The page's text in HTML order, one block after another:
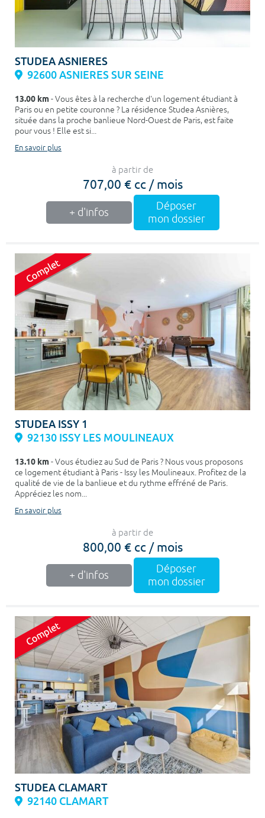
STUDEA ASNIERES
92600 ASNIERES SUR SEINE
13.00 km- Vous êtes à la recherche d'un logement étudiant à
Paris ou en petite couronne ? La résidence Studea Asnières,
située dans la proche banlieue Nord-Ouest de Paris, est faite
pour vous ! Elle est si...
En savoir plus
à partir de
707,00 € cc / mois
+ d'infos
Déposer
mon dossier
STUDEA ISSY 1
92130 ISSY LES MOULINEAUX
13.10 km- Vous étudiez au Sud de Paris ? Nous vous proposons
ce logement étudiant à Paris - Issy les Moulineaux. Profitez de la
qualité de vie de la banlieue et du rythme effréné de Paris.
Appréciez les nom...
En savoir plus
à partir de
800,00 € cc / mois
+ d'infos
Déposer
mon dossier
STUDEA CLAMART
92140 CLAMART